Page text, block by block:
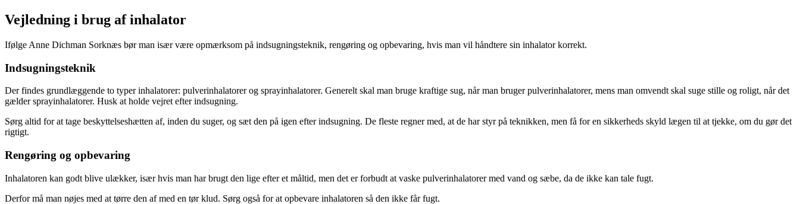
Vejledning i brug af inhalator
Ifølge Anne Dichman Sorknæs bør man især være opmærksom på indsugningsteknik, rengøring og opbevaring, hvis man vil håndtere sin inhalator korrekt.
Indsugningsteknik
Der findes grundlæggende to typer inhalatorer: pulverinhalatorer og sprayinhalatorer. Generelt skal man bruge kraftige sug, når man bruger pulverinhalatorer, mens man omvendt skal suge stille og roligt, når det
gælder sprayinhalatorer. Husk at holde vejret efter indsugning.
Sørg altid for at tage beskyttelseshætten af, inden du suger, og sæt den på igen efter indsugning. De fleste regner med, at de har styr på teknikken, men få for en sikkerheds skyld lægen til at tjekke, om du gør det
rigtigt.
Rengøring og opbevaring
Inhalatoren kan godt blive ulækker, især hvis man har brugt den lige efter et måltid, men det er forbudt at vaske pulverinhalatorer med vand og sæbe, da de ikke kan tale fugt.
Derfor må man nøjes med at tørre den af med en tør klud. Sørg også for at opbevare inhalatoren så den ikke får fugt.